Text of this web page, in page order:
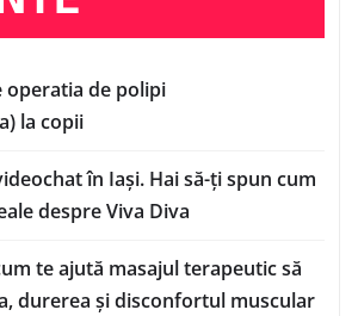
operatia de polipi
la copii
în Iași. Hai să-ți spun cum
despre Viva Diva
te ajută masajul terapeutic să
durerea și disconfortul muscular